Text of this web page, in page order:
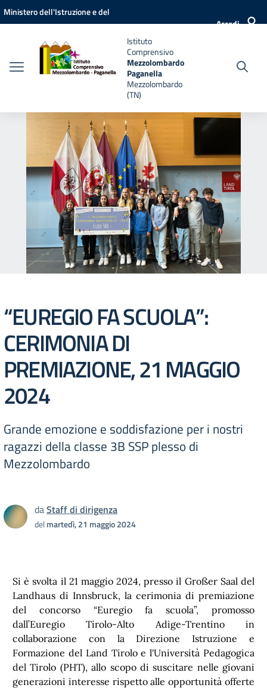
Vai ai contenuti
Vai al menu di navigazione
Vai al footer
Ministero dell'Istruzione e del
Accedi
Istituto
Comprensivo
Mezzolombardo
Paganella
Mezzolombardo
(TN)
“EUREGIO FA SCUOLA”:
CERIMONIA DI
PREMIAZIONE, 21 MAGGIO
2024
Grande emozione e soddisfazione per i nostri
ragazzi della classe 3B SSP plesso di
Mezzolombardo
daStaff di dirigenza
delmartedì, 21 maggio 2024
Si è svolta il 21 maggio 2024, presso il Großer Saal del
Landhaus di Innsbruck, la cerimonia di premiazione
del concorso “Euregio fa scuola”, promosso
dall’Euregio Tirolo-Alto Adige-Trentino in
collaborazione con la Direzione Istruzione e
Formazione del Land Tirolo e l'Università Pedagogica
del Tirolo (PHT), allo scopo di suscitare nelle giovani
generazioni interesse rispetto alle opportunità offerte